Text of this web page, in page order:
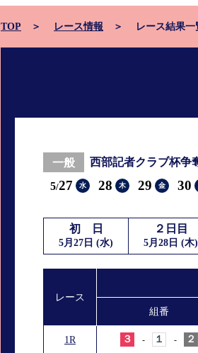
出場予定選手一覧
進入コース別選手成績
得点率ランキング
ボートデータ
山口支部選手
優勝者一覧
記念競走記録
TOP レース情報 レース結果一
一般
西部記者クラブ杯争
5 27 水 28 木 29 金 30
初 日
5月27日 (水)
２日目
5月28日 (木)
レース
組番
1R ３ - １ - ２